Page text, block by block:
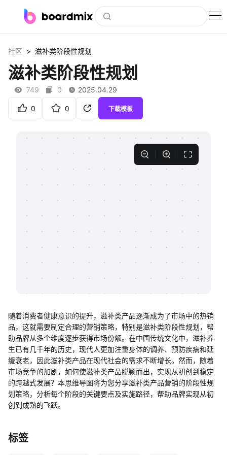
社区资源
下载
私有化部署
支持
帮助中心
知识分享社区
社区 > 滋补类阶段性规划
滋补类阶段性规划
749 0 2025.04.29
0 0 下载模板
随着消费者健康意识的提升，滋补类产品逐渐成为了市场中的热销
品，这就需要制定合理的营销策略，特别是滋补类阶段性规划，帮
助品牌从多个维度逐步获得市场份额。在中国传统文化中，滋补养
生已有几千年的历史，现代人更加注重身体的调养、预防疾病和延
缓衰老，因此滋补类产品在现代社会的需求不断增长。然而，随着
市场竞争的加剧，如何使滋补类产品脱颖而出，实现从初创到稳定
的跨越式发展？本思维导图将为您分享滋补类产品营销的阶段性规
划策略，分析每个阶段的关键要点及实施路径，帮助品牌实现从初
创到成熟的飞跃。
标签